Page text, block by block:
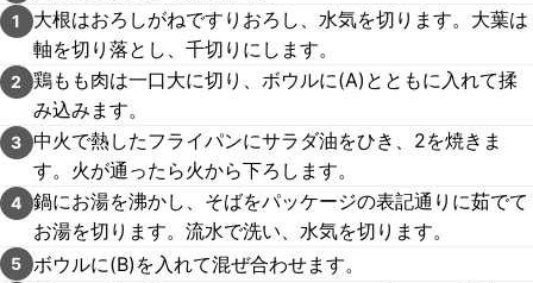
1
大根はおろしがねですりおろし、水気を切ります。大葉は
軸を切り落とし、千切りにします。
2
鶏もも肉は一口大に切り、ボウルに(A)とともに入れて揉
み込みます。
3 中火で熱したフライパンにサラダ油をひき、2を焼きま
す。火が通ったら火から下ろします。
4 鍋にお湯を沸かし、そばをパッケージの表記通りに茹でて
お湯を切ります。流水で洗い、水気を切ります。
5 ボウルに(B)を入れて混ぜ合わせます。